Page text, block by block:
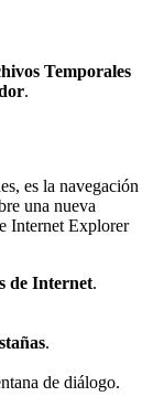
Temporales
.
es la navegación
una nueva
Internet Explorer
de Internet.
.
de diálogo.